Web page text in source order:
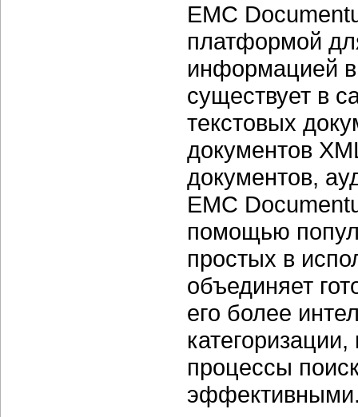
EMC
платформой
информацией
существует в
текстовых
документов
документов,
EMC
помощью
простых в
объединяет
его более
процессы